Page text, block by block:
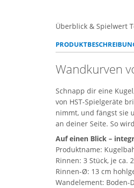
Überblick & Spielwert
Wandkurven
Schnapp dir eine
von HST-Spielgeräte
nimmt, und fängst sie
an deiner Seite. So
Auf einen Blick –
Produktname:
Rinnen: 3 Stück, je ca.
Rinnen-Ø: 13 cm
Wandelement: Boden-